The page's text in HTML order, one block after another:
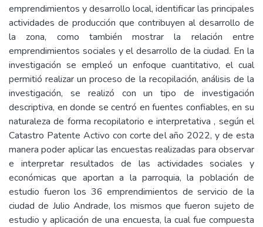
emprendimientos y desarrollo local, identificar las principales
actividades de producción que contribuyen al desarrollo de
la zona, como también mostrar la relación entre
emprendimientos sociales y el desarrollo de la ciudad. En la
investigación se empleó un enfoque cuantitativo, el cual
permitió realizar un proceso de la recopilación, análisis de la
investigación, se realizó con un tipo de investigación
descriptiva, en donde se centró en fuentes confiables, en su
naturaleza de forma recopilatorio e interpretativa , según el
Catastro Patente Activo con corte del año 2022, y de esta
manera poder aplicar las encuestas realizadas para observar
e interpretar resultados de las actividades sociales y
económicas que aportan a la parroquia, la población de
estudio fueron los 36 emprendimientos de servicio de la
ciudad de Julio Andrade, los mismos que fueron sujeto de
estudio y aplicación de una encuesta, la cual fue compuesta